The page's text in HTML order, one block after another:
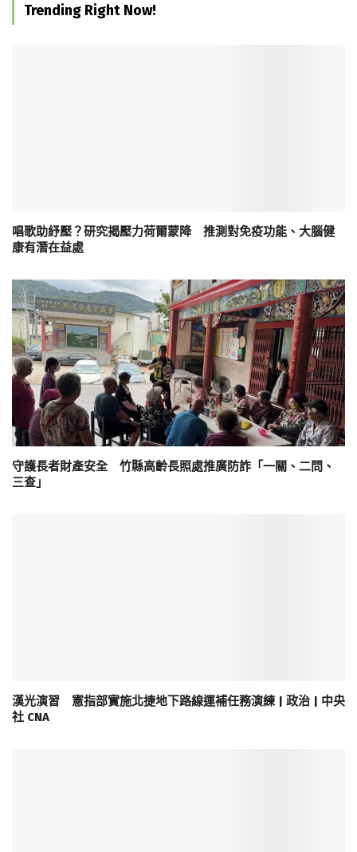
Trending Right Now!
唱歌助紓壓？研究揭壓力荷爾蒙降 推測對免疫功能、大腦健
康有潛在益處
守護長者財產安全 竹縣高齡長照處推廣防詐「一關、二問、
三查」
漢光演習 憲指部實施北捷地下路線運補任務演練 | 政治 | 中央
社 CNA